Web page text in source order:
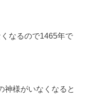
なるので1465年で
神様がいなくなると